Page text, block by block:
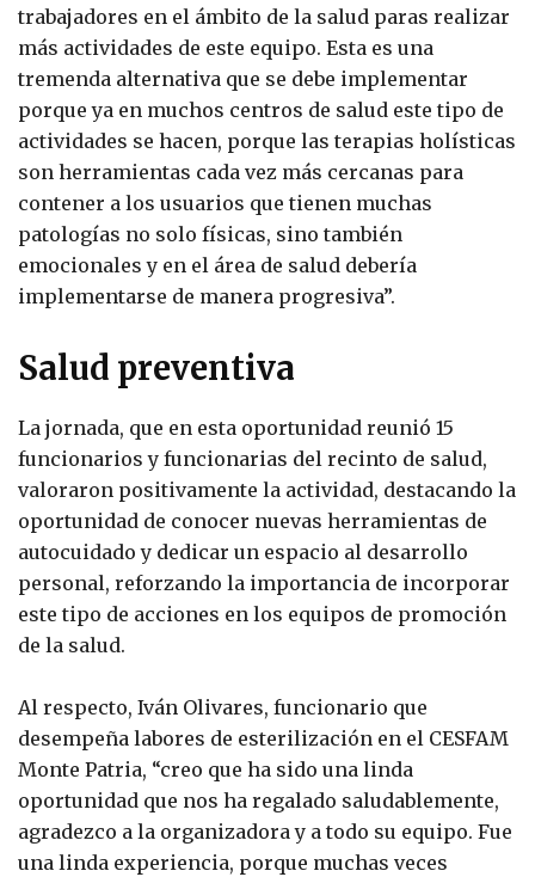
trabajadores en el ámbito de la salud paras realizar
más actividades de este equipo. Esta es una
tremenda alternativa que se debe implementar
porque ya en muchos centros de salud este tipo de
actividades se hacen, porque las terapias holísticas
son herramientas cada vez más cercanas para
contener a los usuarios que tienen muchas
patologías no solo físicas, sino también
emocionales y en el área de salud debería
implementarse de manera progresiva”.
Salud preventiva
La jornada, que en esta oportunidad reunió 15
funcionarios y funcionarias del recinto de salud,
valoraron positivamente la actividad, destacando la
oportunidad de conocer nuevas herramientas de
autocuidado y dedicar un espacio al desarrollo
personal, reforzando la importancia de incorporar
este tipo de acciones en los equipos de promoción
de la salud.
Al respecto, Iván Olivares, funcionario que
desempeña labores de esterilización en el CESFAM
Monte Patria, “creo que ha sido una linda
oportunidad que nos ha regalado saludablemente,
agradezco a la organizadora y a todo su equipo. Fue
una linda experiencia, porque muchas veces